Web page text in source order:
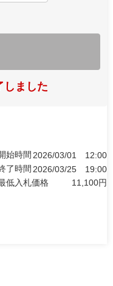
しました
始時間 2026/03/01
12:00
了時間 2026/03/25
19:00
低入札価格
11,100円